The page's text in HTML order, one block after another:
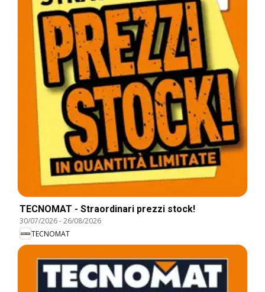
TECNOMAT - Straordinari prezzi stock!
30/07/2026-26/08/2026
TECNOMAT